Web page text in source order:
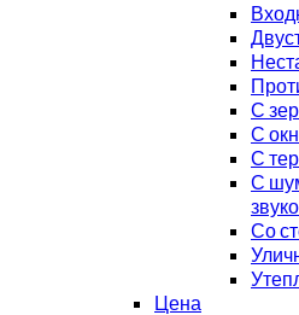
С
С
С
С
Со
Цена